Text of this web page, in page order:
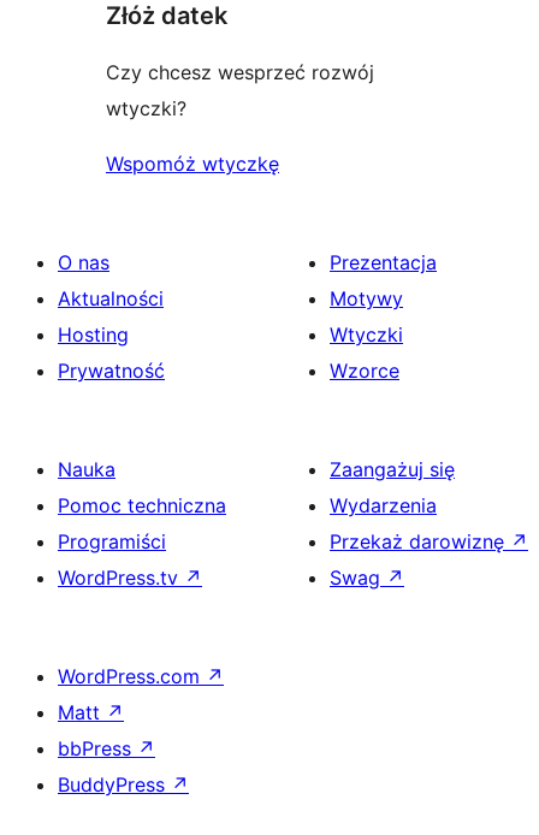
Złóż datek
Czy chcesz wesprzeć rozwój
wtyczki?
Wspomóż wtyczkę
O nas
Aktualności
Hosting
Prywatność
Prezentacja
Motywy
Wtyczki
Wzorce
Nauka
Pomoc techniczna
Programiści
WordPress.tv ↗
Zaangażuj się
Wydarzenia
Przekaż darowiznę ↗
Swag ↗
WordPress.com ↗
Matt ↗
bbPress ↗
BuddyPress ↗